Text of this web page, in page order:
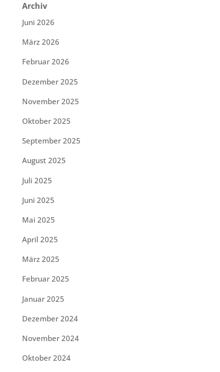
Archiv
Juni 2026
März 2026
Februar 2026
Dezember 2025
November 2025
Oktober 2025
September 2025
August 2025
Juli 2025
Juni 2025
Mai 2025
April 2025
März 2025
Februar 2025
Januar 2025
Dezember 2024
November 2024
Oktober 2024